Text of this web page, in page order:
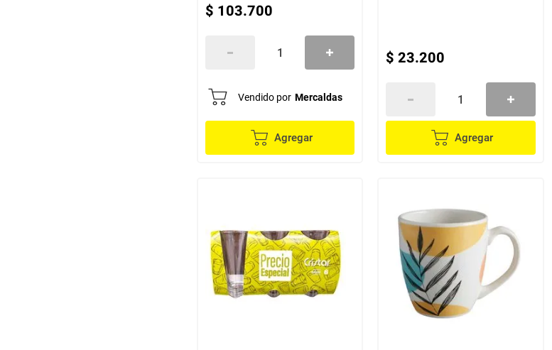
$ 103.700
Vendido por Mercaldas
Agregar
$ 23.200
Agregar